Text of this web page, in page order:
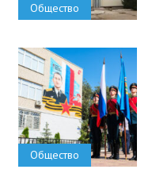
Общество
Общество